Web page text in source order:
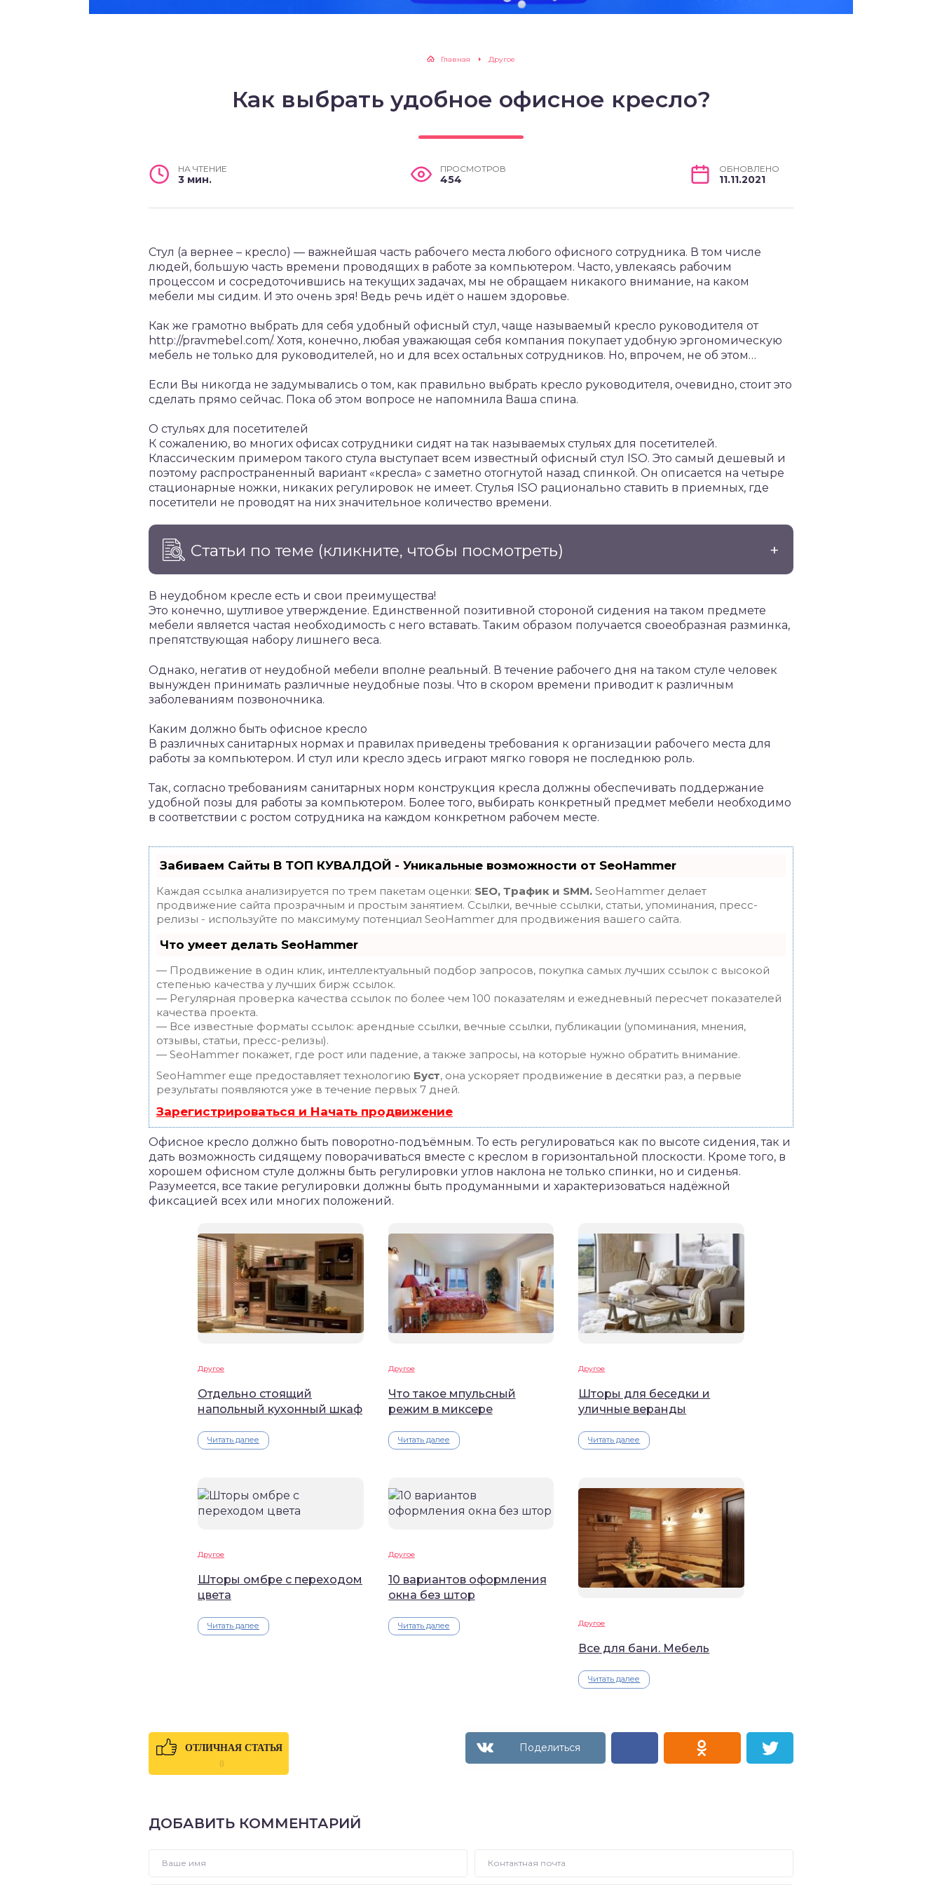
Главная Другое
Как выбрать удобное офисное кресло?
НА ЧТЕНИЕ
3 мин.
ПРОСМОТРОВ
454
ОБНОВЛЕНО
11.11.2021
Стул (а вернее – кресло) — важнейшая часть рабочего места любого офисного сотрудника. В том числе
людей, большую часть времени проводящих в работе за компьютером. Часто, увлекаясь рабочим
процессом и сосредоточившись на текущих задачах, мы не обращаем никакого внимание, на каком
мебели мы сидим. И это очень зря! Ведь речь идёт о нашем здоровье.
Как же грамотно выбрать для себя удобный офисный стул, чаще называемый кресло руководителя от
http://pravmebel.com/. Хотя, конечно, любая уважающая себя компания покупает удобную эргономическую
мебель не только для руководителей, но и для всех остальных сотрудников. Но, впрочем, не об этом…
Если Вы никогда не задумывались о том, как правильно выбрать кресло руководителя, очевидно, стоит это
сделать прямо сейчас. Пока об этом вопросе не напомнила Ваша спина.
О стульях для посетителей
К сожалению, во многих офисах сотрудники сидят на так называемых стульях для посетителей.
Классическим примером такого стула выступает всем известный офисный стул ISO. Это самый дешевый и
поэтому распространенный вариант «кресла» с заметно отогнутой назад спинкой. Он описается на четыре
стационарные ножки, никаких регулировок не имеет. Стулья ISO рационально ставить в приемных, где
посетители не проводят на них значительное количество времени.
Статьи по теме (кликните, чтобы посмотреть)
В неудобном кресле есть и свои преимущества!
Это конечно, шутливое утверждение. Единственной позитивной стороной сидения на таком предмете
мебели является частая необходимость с него вставать. Таким образом получается своеобразная разминка,
препятствующая набору лишнего веса.
Однако, негатив от неудобной мебели вполне реальный. В течение рабочего дня на таком стуле человек
вынужден принимать различные неудобные позы. Что в скором времени приводит к различным
заболеваниям позвоночника.
Каким должно быть офисное кресло
В различных санитарных нормах и правилах приведены требования к организации рабочего места для
работы за компьютером. И стул или кресло здесь играют мягко говоря не последнюю роль.
Так, согласно требованиям санитарных норм конструкция кресла должны обеспечивать поддержание
удобной позы для работы за компьютером. Более того, выбирать конкретный предмет мебели необходимо
в соответствии с ростом сотрудника на каждом конкретном рабочем месте.
Забиваем Сайты В ТОП КУВАЛДОЙ - Уникальные возможности от SeoHammer
Каждая ссылка анализируется по трем пакетам оценки: SEO, Трафик и SMM. SeoHammer делает
продвижение сайта прозрачным и простым занятием. Ссылки, вечные ссылки, статьи, упоминания, пресс-
релизы - используйте по максимуму потенциал SeoHammer для продвижения вашего сайта.
Что умеет делать SeoHammer
— Продвижение в один клик, интеллектуальный подбор запросов, покупка самых лучших ссылок с высокой
степенью качества у лучших бирж ссылок.
— Регулярная проверка качества ссылок по более чем 100 показателям и ежедневный пересчет показателей
качества проекта.
— Все известные форматы ссылок: арендные ссылки, вечные ссылки, публикации (упоминания, мнения,
отзывы, статьи, пресс-релизы).
— SeoHammer покажет, где рост или падение, а также запросы, на которые нужно обратить внимание.
SeoHammer еще предоставляет технологию Буст, она ускоряет продвижение в десятки раз, а первые
результаты появляются уже в течение первых 7 дней.
Зарегистрироваться и Начать продвижение
Офисное кресло должно быть поворотно-подъёмным. То есть регулироваться как по высоте сидения, так и
дать возможность сидящему поворачиваться вместе с креслом в горизонтальной плоскости. Кроме того, в
хорошем офисном стуле должны быть регулировки углов наклона не только спинки, но и сиденья.
Разумеется, все такие регулировки должны быть продуманными и характеризоваться надёжной
фиксацией всех или многих положений.
Другое
Отдельно стоящий
напольный кухонный шкаф
Читать далее
Другое
Что такое мпульсный
режим в миксере
Читать далее
Другое
Шторы для беседки и
уличные веранды
Читать далее
Другое
Шторы омбре с переходом
цвета
Читать далее
Другое
10 вариантов оформления
окна без штор
Читать далее Другое
Все для бани. Мебель
Читать далее
ОТЛИЧНАЯ СТАТЬЯ
0
ДОБАВИТЬ КОММЕНТАРИЙ